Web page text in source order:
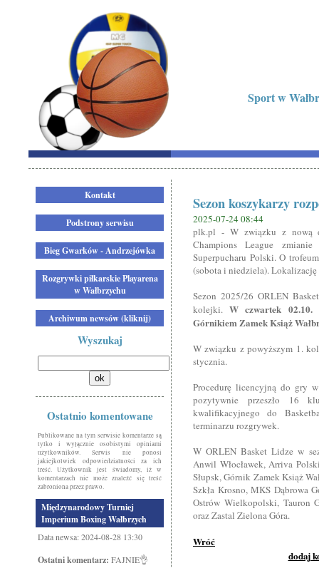
Sport w
Kontakt
Podstrony serwisu
Bieg Gwarków - Andrzejówka
Rozgrywki piłkarskie Playarena
w Wałbrzychu
Archiwum newsów (kliknij)
Wyszukaj
Ostatnio komentowane
Publikowane na tym serwisie komentarze są
tylko i wyłącznie osobistymi opiniami
użytkowników. Serwis nie ponosi
jakiejkolwiek odpowiedzialności za ich
treść. Użytkownik jest świadomy, iż w
komentarzach nie może znaleźć się treść
zabroniona przez prawo.
Międzynarodowy Turniej
Imperium Boxing Wałbrzych
Data newsa: 2024-08-28 13:30
Ostatni komentarz: FAJNIE👌
Sezon koszykarzy
2025-07-24 08:44
plk.pl - W związku z nową
Champions League
Superpucharu Polski. O
(sobota i niedziela). Lokalizację
Sezon 2025/26 ORLEN
kolejki.W czwartek
Górnikiem Zamek Książ
W związku z powyższym 1.
stycznia.
Procedurę licencyjną do gry
pozytywnie przeszło 16
kwalifikacyjnego do
terminarzu rozgrywek.
W ORLEN Basket Lidze w
Anwil Włocławek, Arriva
Słupsk, Górnik Zamek Książ
Szkła Krosno, MKS Dąbrowa
Ostrów Wielkopolski, Tauron
oraz Zastal Zielona Góra.
Wróć
dodaj